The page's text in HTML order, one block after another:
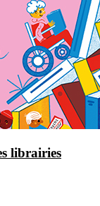
librairies